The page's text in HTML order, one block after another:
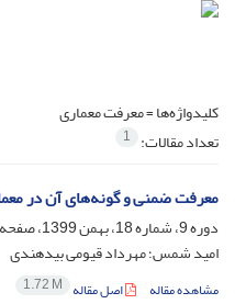
کلیدواژه‌ها =معرفت معماری
تعداد مقالات: 1
معرفت ضمنی و گونه‌های آن در
دوره 9، شماره 18، بهمن 1399، صفحه
امید شمس؛ مهرداد قیومی بیدهندی
مشاهده مقاله اصل مقاله 1.72 M